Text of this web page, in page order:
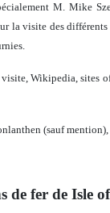
M. Mike
la visite des
Wikipedia, sites
(sauf
de fer de Isle